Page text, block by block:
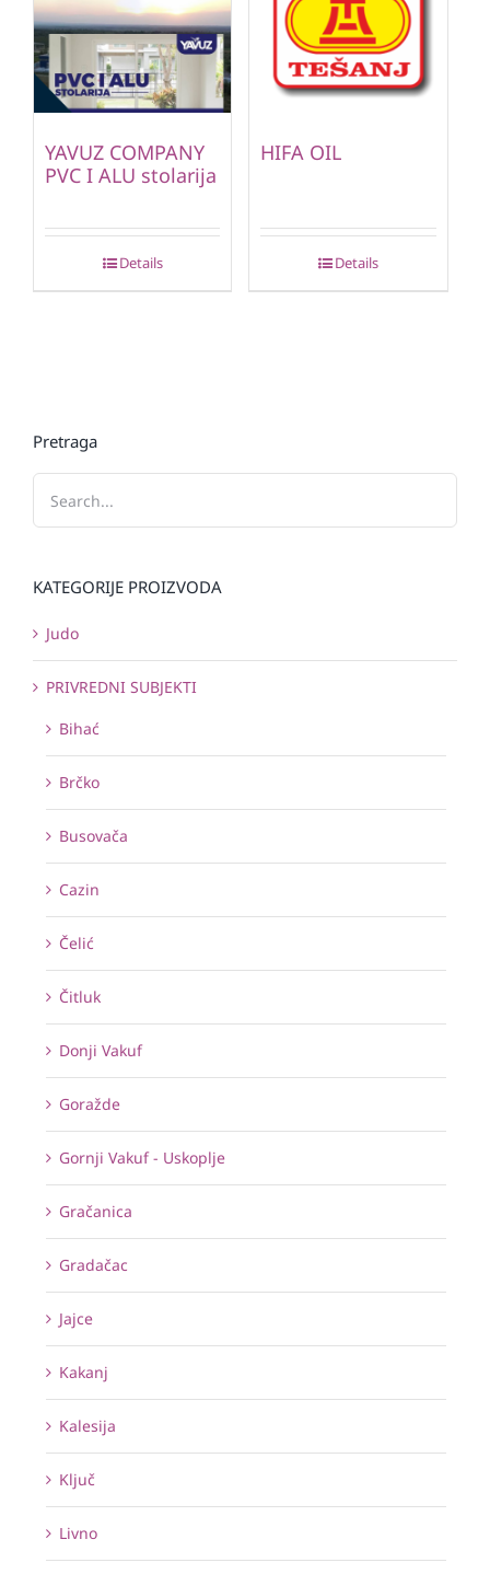
YAVUZ COMPANY
PVC I ALU stolarija
Details
HIFA OIL
Details
Pretraga
KATEGORIJE PROIZVODA
Judo
PRIVREDNI SUBJEKTI
Bihać
Brčko
Busovača
Cazin
Čelić
Čitluk
Donji Vakuf
Goražde
Gornji Vakuf - Uskoplje
Gračanica
Gradačac
Jajce
Kakanj
Kalesija
Ključ
Livno